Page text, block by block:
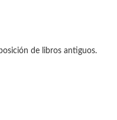
de libros antiguos.